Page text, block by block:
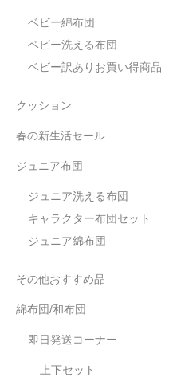
ベビー綿布団
ベビー洗える布団
ベビー訳ありお買い得商品
クッション
春の新生活セール
ジュニア布団
ジュニア洗える布団
キャラクター布団セット
ジュニア綿布団
その他おすすめ品
綿布団/和布団
即日発送コーナー
上下セット